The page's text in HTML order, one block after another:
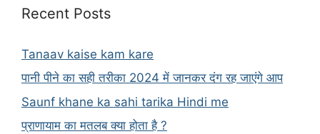
Recent Posts
Tanaav kaise kam kare
पानी पीने का सही तरीका 2024 में जानकर दंग रह जाएंगे आप
Saunf khane ka sahi tarika Hindi me
प्राणायाम का मतलब क्या होता है ?